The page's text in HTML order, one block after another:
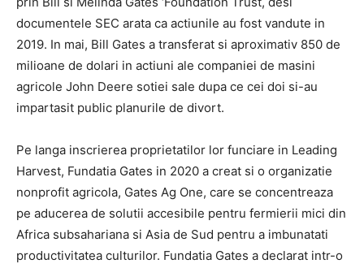
documentele SEC arata ca actiunile au fost vandute in
2019. In mai, Bill Gates a transferat si aproximativ 850 de
milioane de dolari in actiuni ale companiei de masini
agricole John Deere sotiei sale dupa ce cei doi si-au
impartasit public planurile de divort.
Pe langa inscrierea proprietatilor lor funciare in Leading
Harvest, Fundatia Gates in 2020 a creat si o organizatie
nonprofit agricola, Gates Ag One, care se concentreaza
pe aducerea de solutii accesibile pentru fermierii mici din
Africa subsahariana si Asia de Sud pentru a imbunatati
productivitatea culturilor. Fundatia Gates a declarat intr-o